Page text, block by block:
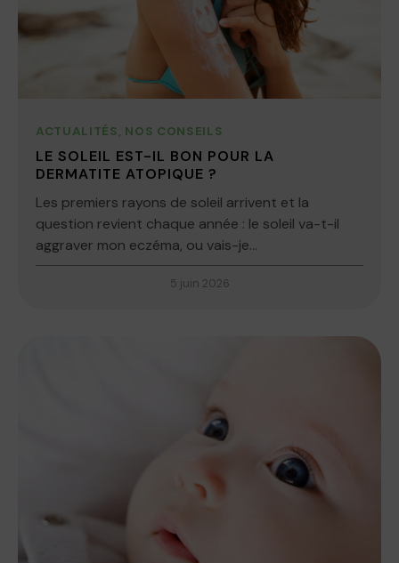
ACTUALITÉS, NOS CONSEILS
LE SOLEIL EST-IL BON POUR LA
DERMATITE ATOPIQUE ?
Les premiers rayons de soleil arrivent et la
question revient chaque année : le soleil va-t-il
aggraver mon eczéma, ou vais-je...
5 juin 2026